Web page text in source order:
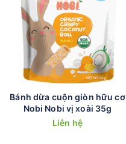
Bánh dừa cuộn giòn hữu cơ
Nobi Nobi vị xoài 35g
Liên hệ